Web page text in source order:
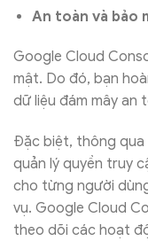
An toàn và bảo
Google Cloud
mật. Do đó, bạn
dữ liệu đám mây an
Đặc biệt, thông qua
quản lý quyền truy
cho từng người
vụ. Google Cloud
theo dõi các hoạt